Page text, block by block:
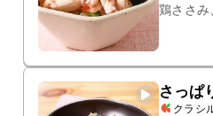
鶏ささみ
さっぱ
クラシ